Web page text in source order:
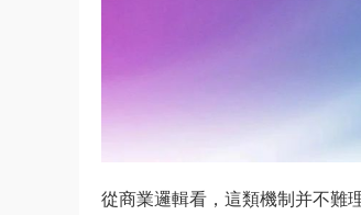
從商業邏輯看，這類機制并不難